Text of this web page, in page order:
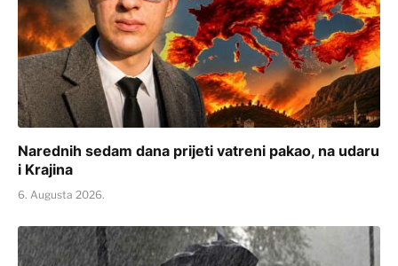
Narednih sedam dana prijeti vatreni pakao, na udaru
i Krajina
6. Augusta 2026.